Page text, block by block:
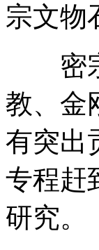
宗文物
密宗
教、金
有突出
专程赶
研究。